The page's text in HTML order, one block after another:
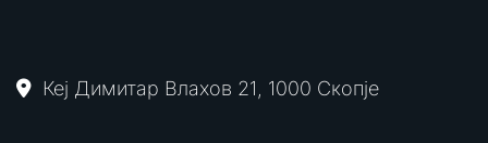
Кеј Димитар Влахов 21, 1000 Скопје